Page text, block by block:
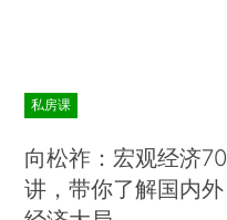
私房课
向松祚：宏观经济70
讲，带你了解国内外